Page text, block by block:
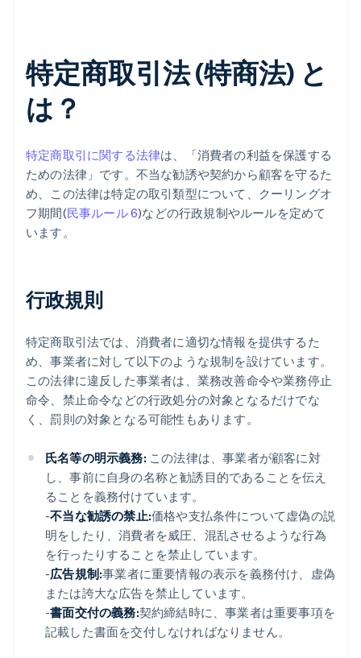
特定商取引法 (特商法) と
は？
特定商取引に関する法律は、「消費者の利益を保護する
ための法律」です。不当な勧誘や契約から顧客を守るた
め、この法律は特定の取引類型について、クーリングオ
フ期間(民事ルール 6)などの行政規制やルールを定めて
います。
行政規則
特定商取引法では、消費者に適切な情報を提供するた
め、事業者に対して以下のような規制を設けています。
この法律に違反した事業者は、業務改善命令や業務停止
命令、禁止命令などの行政処分の対象となるだけでな
く、罰則の対象となる可能性もあります。
氏名等の明示義務: この法律は、事業者が顧客に対
し、事前に自身の名称と勧誘目的であることを伝え
ることを義務付けています。
-不当な勧誘の禁止:価格や支払条件について虚偽の説
明をしたり、消費者を威圧、混乱させるような行為
を行ったりすることを禁止しています。
-広告規制:事業者に重要情報の表示を義務付け、虚偽
または誇大な広告を禁止しています。
-書面交付の義務:契約締結時に、事業者は重要事項を
記載した書面を交付しなければなりません。